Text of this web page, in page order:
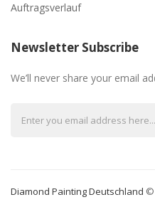
Auftragsverlauf
Newsletter Subscribe
We’ll never share your email
Diamond Painting Deutschland ©